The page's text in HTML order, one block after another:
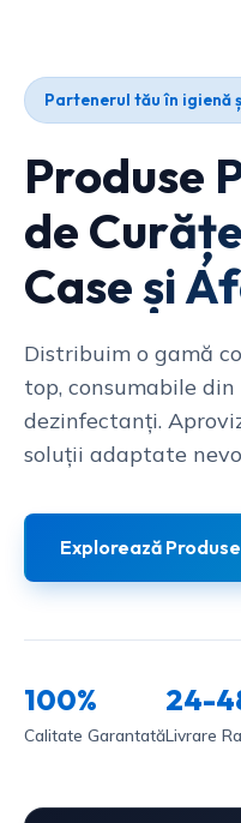
Partenerul tău în igienă
Produse
de
Case și
Distribuim o gamă
top, consumabile
dezinfectanți.
soluții adaptate
Explorează
100%
Calitate Garantată
24-
Livrare